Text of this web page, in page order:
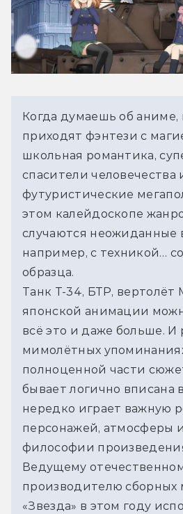
Когда думаешь об аниме,
приходят фэнтези с
школьная романтика,
спасители человечества
футуристические
этом калейдоскопе
случаются неожиданные
например, с техникой…
образца.
Танк Т-34, БТР,
японской анимации
всё это и даже больше. И
мимолётных
полноценной части
бывает логично вписана
нередко играет важную
персонажей, атмосферы
философии
Ведущему
производителю сборных
«Звезда» в этом году